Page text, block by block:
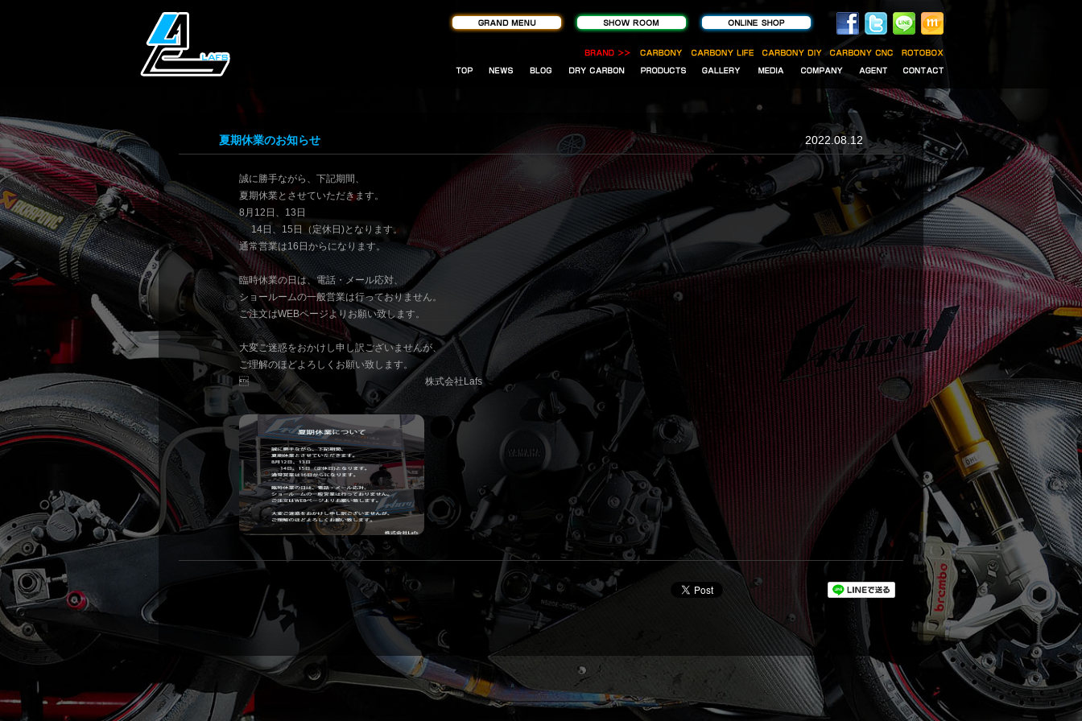
夏期休業のお知らせ 2022.08.12
誠に勝手ながら、下記期間、
夏期休業とさせていただきます。
8月12日、13日
14日、15日（定休日)となります。
通常営業は16日からになります。
臨時休業の日は、電話・メール応対、
ショールームの一般営業は行っておりません。
ご注文はWEBページよりお願い致します。
大変ご迷惑をおかけし申し訳ございませんが、
ご理解のほどよろしくお願い致します。
 株式会社Lafs